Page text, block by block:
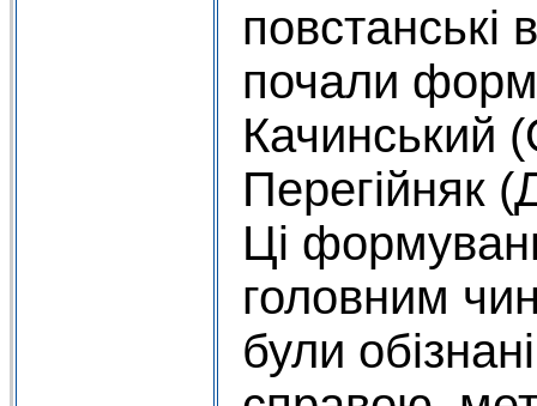
повстанські
почали
Качинський
Перегійняк
Ці
головним
були